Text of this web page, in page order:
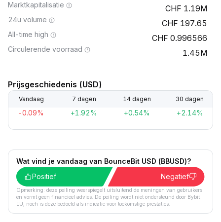
Marktkapitalisatie 1.19M
24u volume 197.65
All-time high 0.996566
Circulerende voorraad 1.45M
Prijsgeschiedenis (USD)
Vandaag 7 dagen 14 dagen 30 dagen
-0.09% +1.92% +0.54% +2.14%
Wat vind je vandaag van BounceBit USD (BBUSD)?
Positief
Negatief
Opmerking: deze peiling weerspiegelt uitsluitend de meningen van gebruikers
en vormt geen financieel advies. De peiling wordt niet ondersteund door Bybit
EU, noch is deze bedoeld als indicatie voor toekomstige prestaties.